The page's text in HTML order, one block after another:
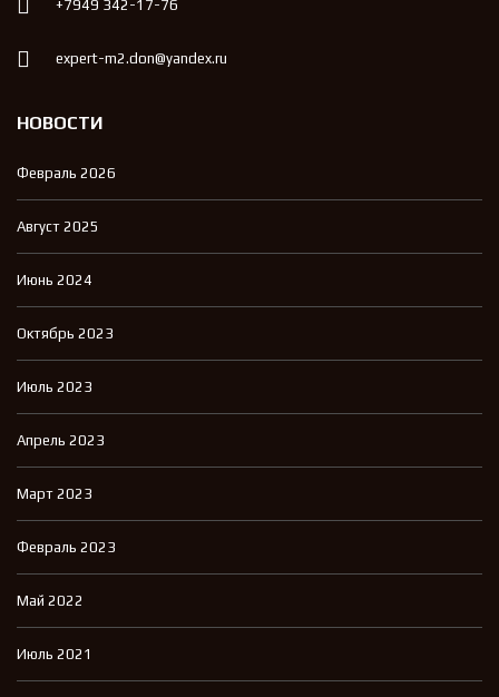
+7949 342-17-76
expert-m2.don@yandex.ru
НОВОСТИ
Февраль 2026
Август 2025
Июнь 2024
Октябрь 2023
Июль 2023
Апрель 2023
Март 2023
Февраль 2023
Май 2022
Июль 2021